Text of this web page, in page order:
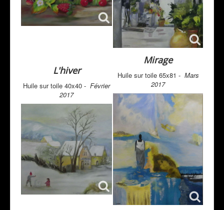
L'hiver
Huile sur toile 40x40 - Février
2017
Mirage
Huile sur toile 65x81 - Mars
2017